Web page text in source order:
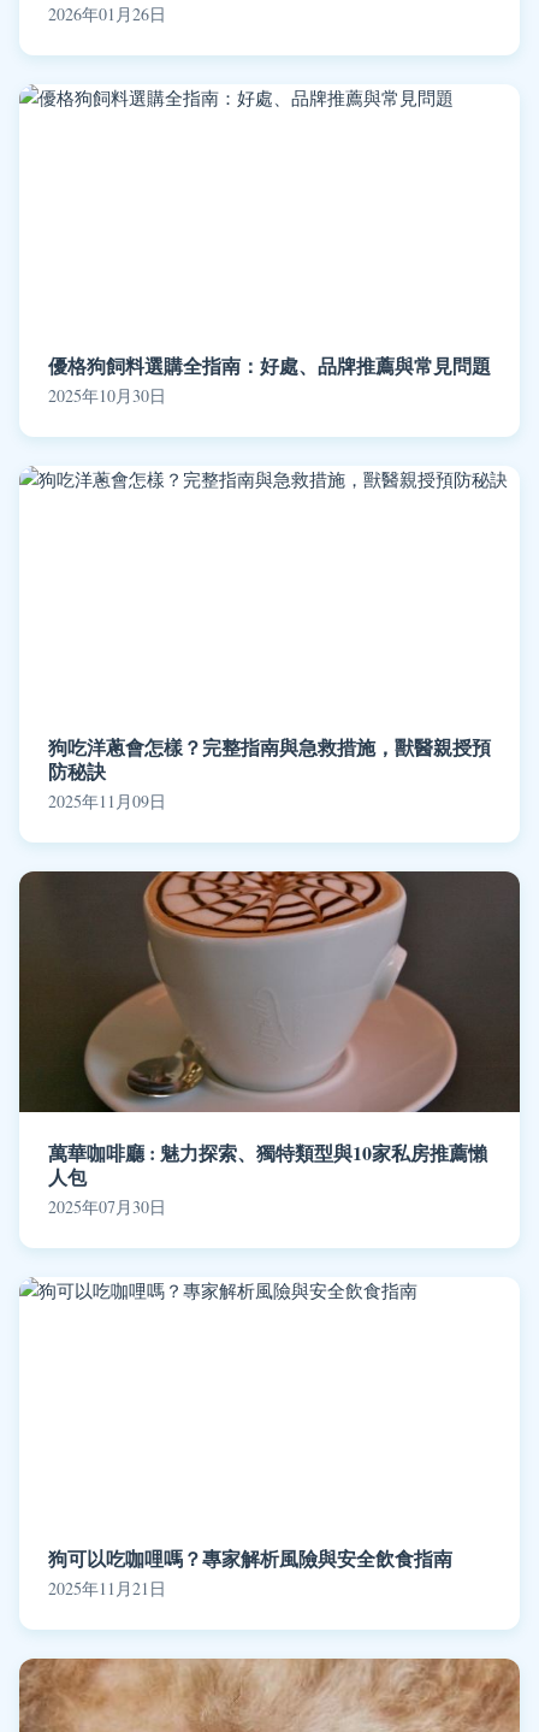
2026年01月26日
優格狗飼料選購全指南：好處、品牌推薦與常見問題
2025年10月30日
狗吃洋蔥會怎樣？完整指南與急救措施，獸醫親授預
防秘訣
2025年11月09日
萬華咖啡廳 : 魅力探索、獨特類型與10家私房推薦懶
人包
2025年07月30日
狗可以吃咖哩嗎？專家解析風險與安全飲食指南
2025年11月21日